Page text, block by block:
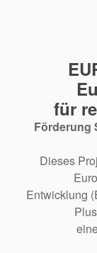
für
Förderung
Dieses
Entwicklung